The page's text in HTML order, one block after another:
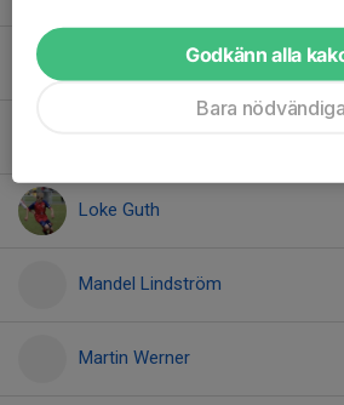
Frans Olsson Brookes
Loke Guth
Mandel Lindström
Martin Werner
Godkänn alla
Bara nödvändiga